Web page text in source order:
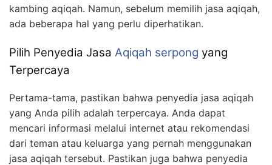
kambing aqiqah. Namun, sebelum memilih jasa aqiqah,
ada beberapa hal yang perlu diperhatikan.
Pilih Penyedia Jasa Aqiqah serpong yang
Terpercaya
Pertama-tama, pastikan bahwa penyedia jasa aqiqah
yang Anda pilih adalah terpercaya. Anda dapat
mencari informasi melalui internet atau rekomendasi
dari teman atau keluarga yang pernah menggunakan
jasa aqiqah tersebut. Pastikan juga bahwa penyedia